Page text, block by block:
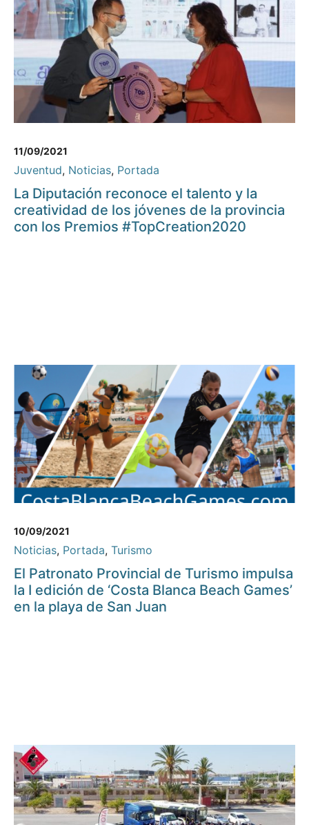
11/09/2021
Juventud, Noticias, Portada
La Diputación reconoce el talento y la
creatividad de los jóvenes de la provincia
con los Premios #TopCreation2020
10/09/2021
Noticias, Portada, Turismo
El Patronato Provincial de Turismo impulsa
la I edición de ‘Costa Blanca Beach Games’
en la playa de San Juan